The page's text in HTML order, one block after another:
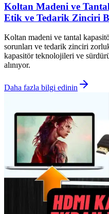
Koltan Madeni ve
Etik ve Tedarik Zinciri
Koltan madeni ve tantal
sorunları ve tedarik zinciri
kapasitör teknolojileri ve
alınıyor.
Daha fazla bilgi edinin